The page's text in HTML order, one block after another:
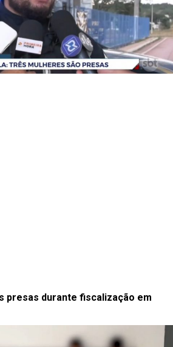
presas durante fiscalização em